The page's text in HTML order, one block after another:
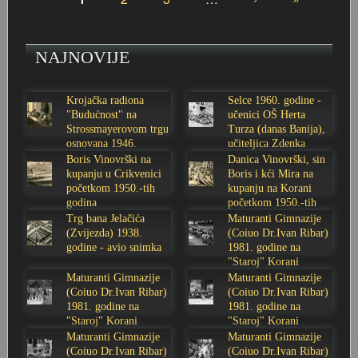
Tvornica potkivačkih čavala Mustad-Karlovac
Bijelo dugme
Banija - poplava 4. 12. 1966.
Autobusna stanica na Korzu
Auto cross
AMD Zanatlija
8. slet Bratstva i jedinstva 13. lipnja 1965. godine
Lovni i ribolovni turizam
Mala scena Hrvatskog doma
Marina Perazić, Davor Tolja (Denis&Denis) i Edi
Maturanti Gimnazije 1988. godine
Motocross
NULA
Nepokoreni grad - Trojanski konj (epizoda)
Novogodišnje čestitke
PUNK
Škola plivanja Patkica
Ekonomska škola - ratne godine
Dubravko Halovanić - Ratne godine
Crkva Sv. Doroteje - 1991.
Gimnazijska i Ekonomska zbornica - Igor Mihelić
INKASATOR
Karlovački fotograf Josip Žunić
Obitelj Klemenčić
Krešimir Botković - RAZGLEDNICE
KUD REČICA
Mery Berti - karlovačka Žuži
Stranice
NAJNOVIJE
Krojačka radiona
"Budućnost" na
Strossmayerovom trgu
osnovana 1946.
godine
Selce 1960. godine -
učenici OŠ Herta
Turza (danas Banija),
učiteljica Zdenka
Sabolić
Boris Vinovrški na
kupanju u Crikvenici
početkom 1950.-tih
godina
Danica Vinovrški, sin
Boris i kći Mira na
kupanju na Korani
početkom 1950.-tih
godina
Trg bana Jelačića
(Zvijezda) 1938.
godine - avio snimka
Maturanti Gimnazije
(Coiuo Dr.Ivan Ribar)
1981. godine na
"Staroj" Korani
Maturanti Gimnazije
(Coiuo Dr.Ivan Ribar)
1981. godine na
"Staroj" Korani
Maturanti Gimnazije
(Coiuo Dr.Ivan Ribar)
1981. godine na
"Staroj" Korani
Maturanti Gimnazije
(Coiuo Dr.Ivan Ribar)
Maturanti Gimnazije
(Coiuo Dr.Ivan Ribar)